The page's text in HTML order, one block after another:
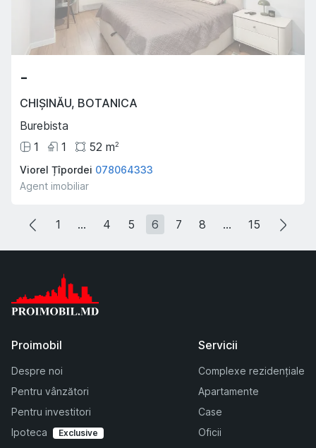
-
CHIȘINĂU, BOTANICA
Burebista
1
1 52 m2
Viorel Țîpordei 078064333
Agent imobiliar
1 ... 4 5 6 7 8 ... 15
Proimobil
Despre noi
Pentru vânzători
Pentru investitori
Ipoteca
Exclusive
Servicii
Complexe rezidențiale
Apartamente
Case
Oficii